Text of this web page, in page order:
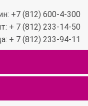
+7 (812) 600-4-300
+ 7 (812) 233-14-50
+ 7 (812) 233-94-11